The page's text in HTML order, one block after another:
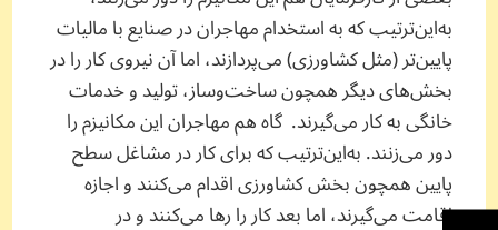
به‌این‌ترتیب که به استخدام مهاجران در صنایع با مالیات
پایین‌تر (مثل کشاورزی) می‌پردازند، اما آن نیروی کار را در
بخش‌های دیگر همچون ساخت‌وساز، تولید و خدمات
خانگی به کار می‌گیرند. گاه هم مهاجران این مکانیزم را
دور می‌زنند. به‌این‌ترتیب که برای کار در مشاغل سطح
پایین همچون بخش کشاورزی اقدام می‌کنند و اجازه‌
اقامت می‌گیرند، اما بعد کار را رها می‌کنند و در